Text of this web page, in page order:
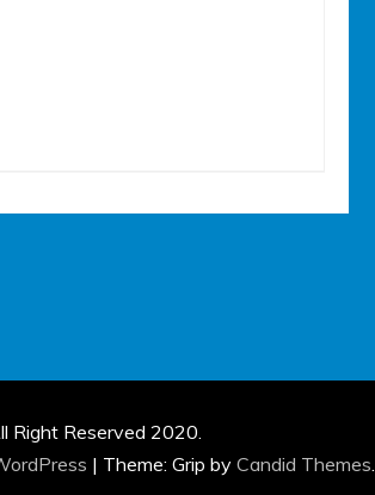
Right Reserved 2020.
| Theme: Grip by Candid Themes.